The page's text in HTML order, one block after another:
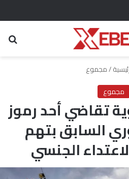
/مجموع
مجموع
تقاضي أحد رموز
السابق بتهم
الجنسي